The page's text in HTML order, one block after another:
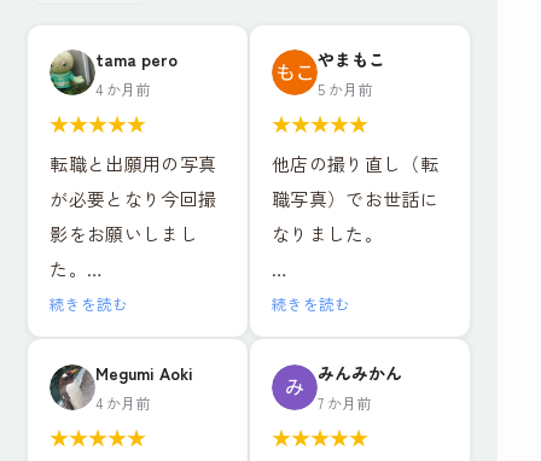
tama pero
4 か月前
★★★★★
転職と出願用の写真
が必要となり今回撮
影をお願いしまし
た。
年齢的にも写真写り
が非常に気になるた
め、お店の比較検討
を慎重に調べ、値段
やサービスそれぞれ
続きを読む
やまもこ
5 か月前
★★★★★
他店の撮り直し（転
職写真）でお世話に
なりました。
リクルートフォトプ
ラン＋ヘアメイク付
き
レタッチ強度別・背
景3種類のデータと写
続きを読む
Megumi Aoki
4 か月前
★★★★★
みんみかん
7 か月前
★★★★★